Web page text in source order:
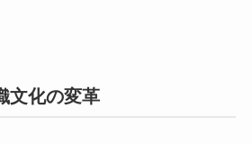
文化の変革